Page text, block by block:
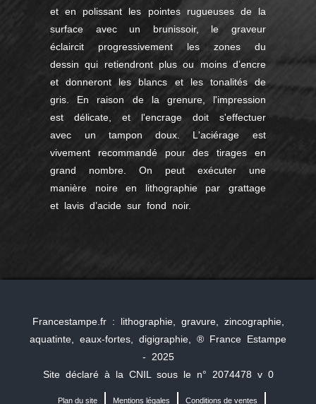
et en polissant les pointes rugueuses de la
surface avec un brunissoir, le graveur
éclaircit progressivement les zones du
dessin qui retiendront plus ou moins d’encre
et donneront les blancs et les tonalités de
gris. En raison de la grenure, l'impression
est délicate, et l'encrage doit s'effectuer
avec un tampon doux. L'aciérage est
vivement recommandé pour des tirages en
grand nombre. On peut exécuter une
manière noire en lithographie par grattage
et lavis d’acide sur fond noir.
Francestampe.fr : lithographie, gravure, zincographie,
aquatinte, eaux-fortes, digigraphie, ® France Estampe
- 2025
Site déclaré à la CNIL sous le n° 2074478 v 0
Plan du site Mentions légales Conditions de ventes